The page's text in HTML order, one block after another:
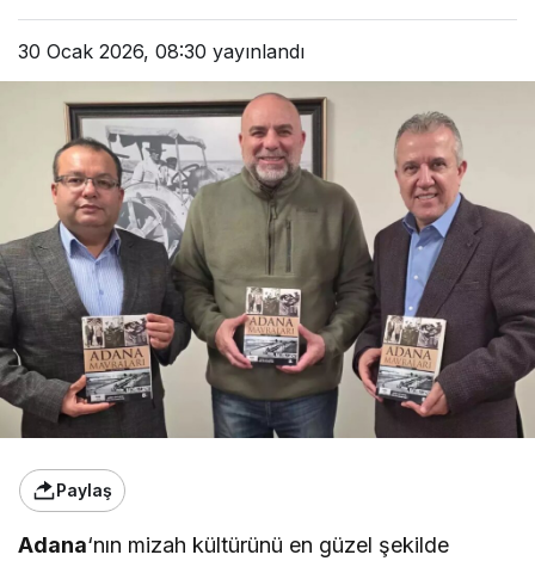
30 Ocak 2026, 08:30 yayınlandı
Paylaş
Adana‘nın mizah kültürünü en güzel şekilde